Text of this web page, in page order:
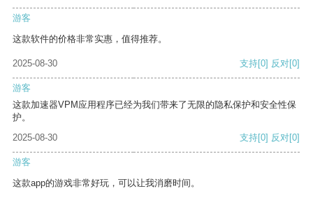
游客
这款软件的价格非常实惠，值得推荐。
2025-08-30 支持[0] 反对[0]
游客
这款加速器VPM应用程序已经为我们带来了无限的隐私保护和安全性保
护。
2025-08-30
支持[0] 反对[0]
游客
这款app的游戏非常好玩，可以让我消磨时间。